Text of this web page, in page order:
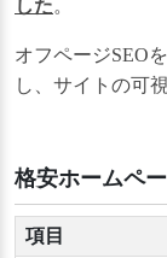
した。
オフページSEO
し、サイトの可
格安ホームペ
項目